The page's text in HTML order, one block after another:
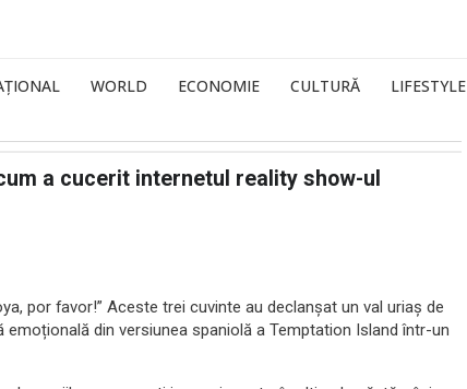
WORLD ECONOMIE CULTURĂ LIFESTYLE
a cucerit internetul reality show-ul
por favor!” Aceste trei cuvinte au declanșat un val uriaș de
din versiunea spaniolă a Temptation Island într-un